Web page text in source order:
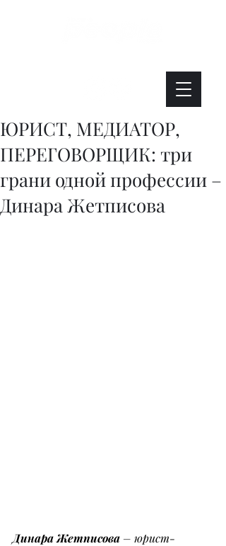
ЮРИСТ, МЕДИАТОР,
ПЕРЕГОВОРЩИК: три
грани одной профессии –
Динара Жетписова
Динара Жетписова – юрист-